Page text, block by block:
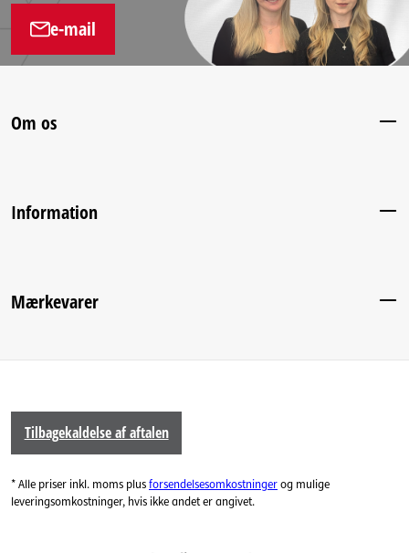
e-mail
Om os
Information
Mærkevarer
Tilbagekaldelse af aftalen
* Alle priser inkl. moms plusforsendelsesomkostningerog mulige
leveringsomkostninger, hvis ikke andet er angivet.